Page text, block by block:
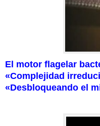
El motor flagelar
«Complejidad
«Desbloqueando el